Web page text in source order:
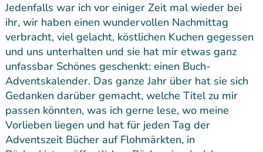
Jedenfalls war ich vor einiger Zeit mal wieder bei
ihr, wir haben einen wundervollen Nachmittag
verbracht, viel gelacht, köstlichen Kuchen gegessen
und uns unterhalten und sie hat mir etwas ganz
unfassbar Schönes geschenkt: einen Buch-
Adventskalender. Das ganze Jahr über hat sie sich
Gedanken darüber gemacht, welche Titel zu mir
passen könnten, was ich gerne lese, wo meine
Vorlieben liegen und hat für jeden Tag der
Adventszeit Bücher auf Flohmärkten, in